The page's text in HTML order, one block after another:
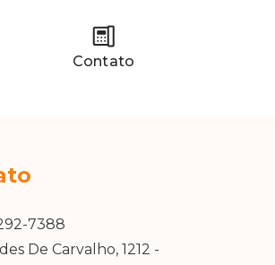
Contato
7388
De Carvalho, 1212 -